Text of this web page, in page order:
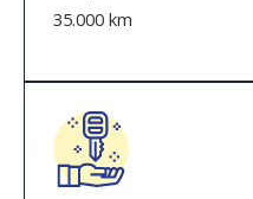
35.000 km